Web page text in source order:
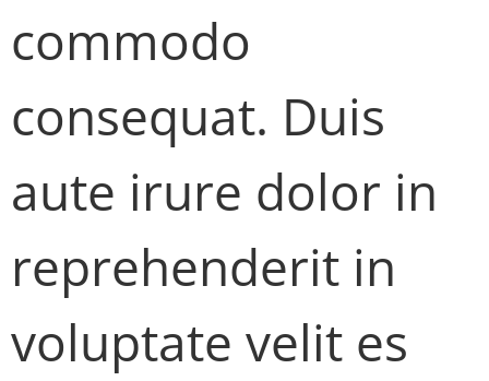
commodo
consequat. Duis
aute irure dolor in
reprehenderit in
voluptate velit es